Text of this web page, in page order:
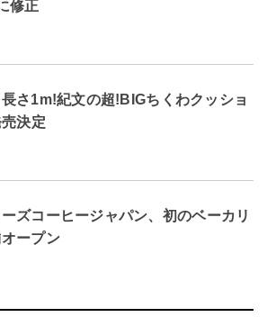
修正
さ1m!紀文の超!BIGちくわクッショ
決定
ーズコーヒージャパン、初のベーカリ
ープン